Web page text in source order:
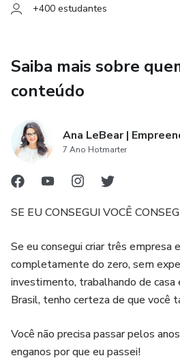
+400 estudantes
Saiba mais sobre
conteúdo
Ana LeBear |
7 Ano Hotmarter
SE EU CONSEGUI VOCÊ
Se eu consegui criar três empresa
completamente do zero, sem
investimento, trabalhando de casa
Brasil, tenho certeza de que você
Você não precisa passar pelos
enganos por que eu passei!